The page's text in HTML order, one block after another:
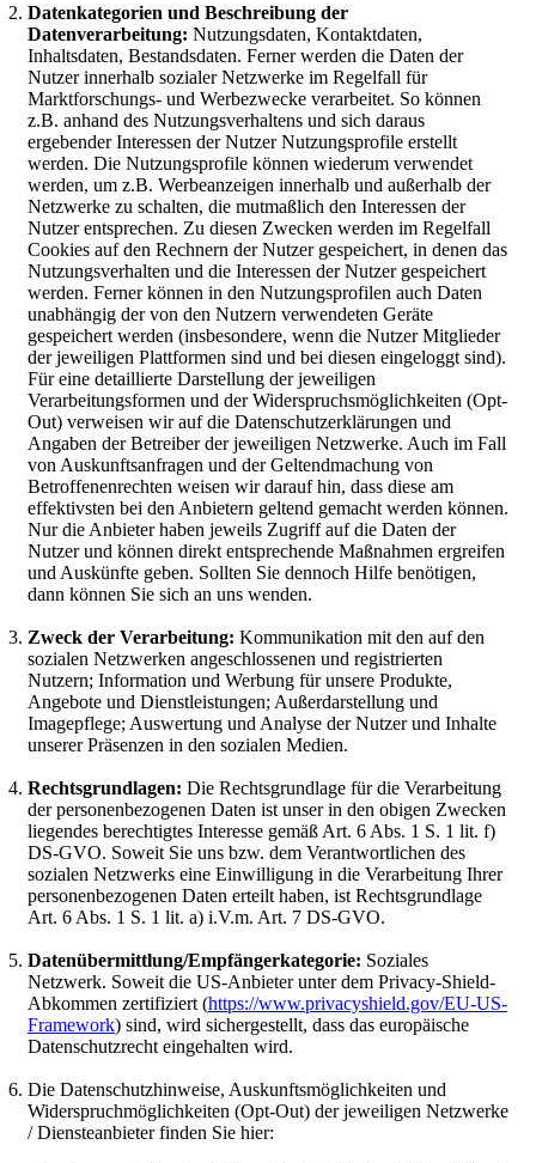
Datenkategorien und Beschreibung der
Datenverarbeitung: Nutzungsdaten, Kontaktdaten,
Inhaltsdaten, Bestandsdaten. Ferner werden die Daten der
Nutzer innerhalb sozialer Netzwerke im Regelfall für
Marktforschungs- und Werbezwecke verarbeitet. So können
z.B. anhand des Nutzungsverhaltens und sich daraus
ergebender Interessen der Nutzer Nutzungsprofile erstellt
werden. Die Nutzungsprofile können wiederum verwendet
werden, um z.B. Werbeanzeigen innerhalb und außerhalb der
Netzwerke zu schalten, die mutmaßlich den Interessen der
Nutzer entsprechen. Zu diesen Zwecken werden im Regelfall
Cookies auf den Rechnern der Nutzer gespeichert, in denen das
Nutzungsverhalten und die Interessen der Nutzer gespeichert
werden. Ferner können in den Nutzungsprofilen auch Daten
unabhängig der von den Nutzern verwendeten Geräte
gespeichert werden (insbesondere, wenn die Nutzer Mitglieder
der jeweiligen Plattformen sind und bei diesen eingeloggt sind).
Für eine detaillierte Darstellung der jeweiligen
Verarbeitungsformen und der Widerspruchsmöglichkeiten (Opt-
Out) verweisen wir auf die Datenschutzerklärungen und
Angaben der Betreiber der jeweiligen Netzwerke. Auch im Fall
von Auskunftsanfragen und der Geltendmachung von
Betroffenenrechten weisen wir darauf hin, dass diese am
effektivsten bei den Anbietern geltend gemacht werden können.
Nur die Anbieter haben jeweils Zugriff auf die Daten der
Nutzer und können direkt entsprechende Maßnahmen ergreifen
und Auskünfte geben. Sollten Sie dennoch Hilfe benötigen,
dann können Sie sich an uns wenden.
Zweck der Verarbeitung: Kommunikation mit den auf den
sozialen Netzwerken angeschlossenen und registrierten
Nutzern; Information und Werbung für unsere Produkte,
Angebote und Dienstleistungen; Außerdarstellung und
Imagepflege; Auswertung und Analyse der Nutzer und Inhalte
unserer Präsenzen in den sozialen Medien.
Rechtsgrundlagen: Die Rechtsgrundlage für die Verarbeitung
der personenbezogenen Daten ist unser in den obigen Zwecken
liegendes berechtigtes Interesse gemäß Art. 6 Abs. 1 S. 1 lit. f)
DS-GVO. Soweit Sie uns bzw. dem Verantwortlichen des
sozialen Netzwerks eine Einwilligung in die Verarbeitung Ihrer
personenbezogenen Daten erteilt haben, ist Rechtsgrundlage
Art. 6 Abs. 1 S. 1 lit. a) i.V.m. Art. 7 DS-GVO.
Datenübermittlung/Empfängerkategorie: Soziales
Netzwerk. Soweit die US-Anbieter unter dem Privacy-Shield-
Abkommen zertifiziert (https://www.privacyshield.gov/EU-US-
Framework) sind, wird sichergestellt, dass das europäische
Datenschutzrecht eingehalten wird.
Die Datenschutzhinweise, Auskunftsmöglichkeiten und
Widerspruchmöglichkeiten (Opt-Out) der jeweiligen Netzwerke
/ Diensteanbieter finden Sie hier: